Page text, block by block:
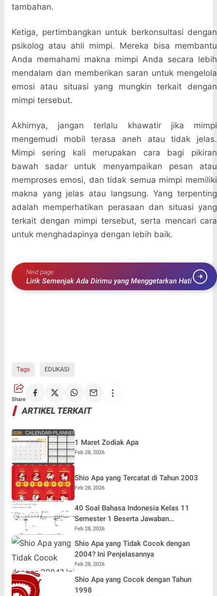
tambahan.
Ketiga, pertimbangkan untuk berkonsultasi dengan
psikolog atau ahli mimpi. Mereka bisa membantu
Anda memahami makna mimpi Anda secara lebih
mendalam dan memberikan saran untuk mengelola
emosi atau situasi yang mungkin terkait dengan
mimpi tersebut.
Akhirnya, jangan terlalu khawatir jika mimpi
mengemudi mobil terasa aneh atau tidak jelas.
Mimpi sering kali merupakan cara bagi pikiran
bawah sadar untuk menyampaikan pesan atau
memproses emosi, dan tidak semua mimpi memiliki
makna yang jelas atau langsung. Yang terpenting
adalah memperhatikan perasaan dan situasi yang
terkait dengan mimpi tersebut, serta mencari cara
untuk menghadapinya dengan lebih baik.
Next page
Lirik Semenjak Ada Dirimu yang Menggetarkan Hati
Tags EDUKASI
Share
ARTIKEL TERKAIT
1 Maret Zodiak Apa
Feb 28, 2026
Shio Apa yang Tercatat di Tahun 2003
Feb 28, 2026
40 Soal Bahasa Indonesia Kelas 11
Semester 1 Beserta Jawaban
Terlengkap
Feb 28, 2026
Shio Apa yang Tidak Cocok dengan
2004? Ini Penjelasannya
Feb 28, 2026
Shio Apa yang Cocok dengan Tahun
1998